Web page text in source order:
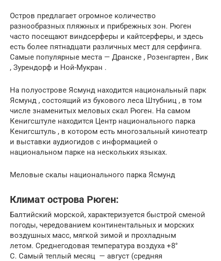
Остров предлагает огромное количество
разнообразных пляжных и прибрежных зон. Рюген
часто посещают виндсерферы и кайтсерферы, и здесь
есть более пятнадцати различных мест для серфинга.
Самые популярные места — Дранске , Розенгартен , Вик
, Зурендорф и Ной-Мукран .
На полуострове Ясмунд находится национальный парк
Ясмунд , состоящий из букового леса Штубниц , в том
числе знаменитых меловых скал Рюген. На самом
Кенигсштуле находится Центр национального парка
Кенигсштуль , в котором есть многозальный кинотеатр
и выставки аудиогидов с информацией о
национальном парке на нескольких языках.
Меловые скалы национального парка Ясмунд
Климат острова Рюген:
Балтийский морской, характеризуется быстрой сменой
погоды, чередованием континентальных и морских
воздушных масс, мягкой зимой и прохладным
летом. Среднегодовая температура воздуха +8°
C. Самый теплый месяц — август (средняя